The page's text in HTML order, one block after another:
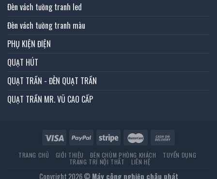
Đèn vách tường tranh led
Đèn vách tường tranh màu
PHỤ KIỆN ĐIỆN
QUẠT HÚT
QUẠT TRẦN - ĐÈN QUẠT TRẦN
QUẠT TRẦN MR. VŨ CAO CẤP
TRANG CHỦ GIỚI THIỆU ĐÈN CHÙM PHÒNG KHÁCH TUYỂN DỤNG
TRANG TRÍ NỘI THẤT LIÊN HỆ
Copyright 2026 © Máy công nghiệp châu phát